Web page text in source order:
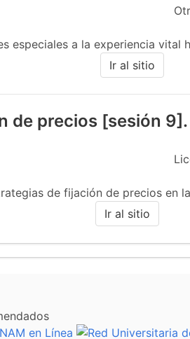
especiales a la experiencia vital
Ir al sitio
de precios [sesión 9].
de fijación de precios en
Ir al sitio